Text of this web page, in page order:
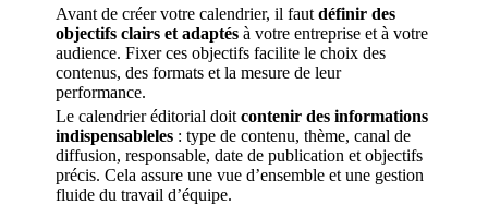
Avant de créer votre calendrier, il faut définir des
objectifs clairs et adaptés à votre entreprise et à votre
audience. Fixer ces objectifs facilite le choix des
contenus, des formats et la mesure de leur
performance.
Le calendrier éditorial doit contenir des informations
indispensableles : type de contenu, thème, canal de
diffusion, responsable, date de publication et objectifs
précis. Cela assure une vue d’ensemble et une gestion
fluide du travail d’équipe.